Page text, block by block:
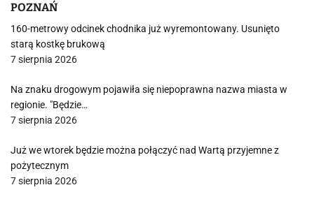
POZNAŃ
160-metrowy odcinek chodnika już wyremontowany. Usunięto
starą kostkę brukową
7 sierpnia 2026
Na znaku drogowym pojawiła się niepoprawna nazwa miasta w
regionie. "Będzie…
7 sierpnia 2026
Już we wtorek będzie można połączyć nad Wartą przyjemne z
pożytecznym
7 sierpnia 2026